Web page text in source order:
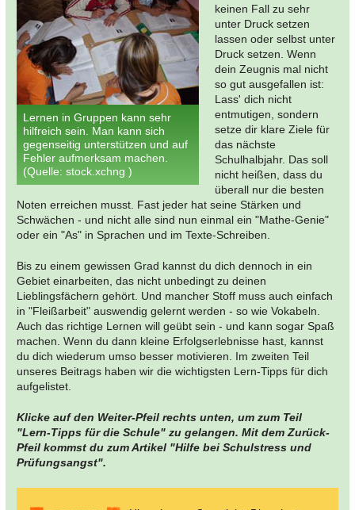
Lernen in Gruppen kann sehr
hilfreich sein. Man kann sich
gegenseitig unterstützen und auf
Fehler aufmerksam machen.
(Quelle: stock.xchng )
keinen Fall zu sehr
unter Druck setzen
lassen oder selbst unter
Druck setzen. Wenn
dein Zeugnis mal nicht
so gut ausgefallen ist:
Lass' dich nicht
entmutigen, sondern
setze dir klare Ziele für
das nächste
Schulhalbjahr. Das soll
nicht heißen, dass du
überall nur die besten
Noten erreichen musst. Fast jeder hat seine Stärken und
Schwächen - und nicht alle sind nun einmal ein "Mathe-Genie"
oder ein "As" in Sprachen und im Texte-Schreiben.
Bis zu einem gewissen Grad kannst du dich dennoch in ein
Gebiet einarbeiten, das nicht unbedingt zu deinen
Lieblingsfächern gehört. Und mancher Stoff muss auch einfach
in "Fleißarbeit" auswendig gelernt werden - so wie Vokabeln.
Auch das richtige Lernen will geübt sein - und kann sogar Spaß
machen. Wenn du dann kleine Erfolgserlebnisse hast, kannst
du dich wiederum umso besser motivieren. Im zweiten Teil
unseres Beitrags haben wir die wichtigsten Lern-Tipps für dich
aufgelistet.
Klicke auf den Weiter-Pfeil rechts unten, um zum Teil
"Lern-Tipps für die Schule" zu gelangen. Mit dem Zurück-
Pfeil kommst du zum Artikel "Hilfe bei Schulstress und
Prüfungsangst".